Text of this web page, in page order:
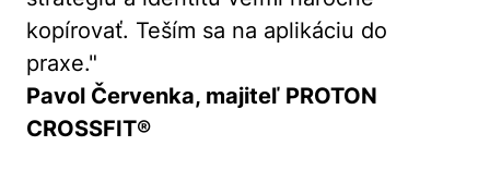
kopírovať. Teším sa na aplikáciu do
praxe."
Pavol Červenka, majiteľ PROTON
CROSSFIT®